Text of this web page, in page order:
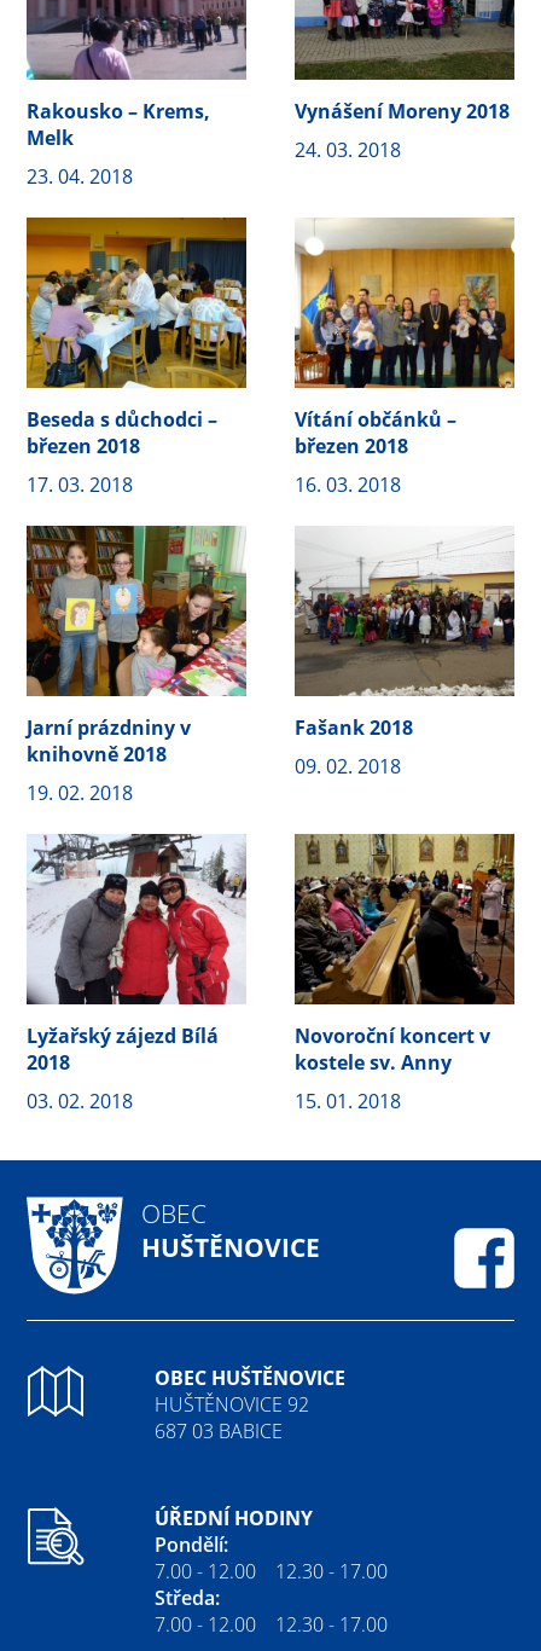
Rakousko – Krems,
Melk
23. 04. 2018
Vynášení Moreny 2018
24. 03. 2018
Beseda s důchodci –
březen 2018
17. 03. 2018
Vítání občánků –
březen 2018
16. 03. 2018
Jarní prázdniny v
knihovně 2018
19. 02. 2018
Fašank 2018
09. 02. 2018
Lyžařský zájezd Bílá
2018
03. 02. 2018
Novoroční koncert v
kostele sv. Anny
15. 01. 2018
OBEC
HUŠTĚNOVICE
OBEC HUŠTĚNOVICE
HUŠTĚNOVICE 92
687 03 BABICE
ÚŘEDNÍ HODINY
Pondělí:
7.00 - 12.00 12.30 - 17.00
Středa:
7.00 - 12.00 12.30 - 17.00